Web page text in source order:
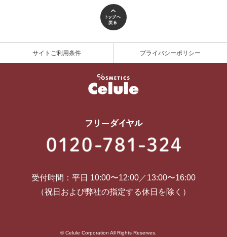
サイトご利用条件 プライバシーポリシー
受付時間：平日 10:00〜12:00／13:00〜16:00
（祝日および弊社の指定する休日を除く）
© Celule Corporation All Rights Reserves.